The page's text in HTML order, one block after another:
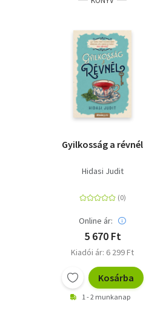
Gyilkosság a révnél
Hidasi Judit
Online ár:
5 670 Ft
Kiadói ár: 6 299 Ft
Kosárba
1 - 2 munkanap